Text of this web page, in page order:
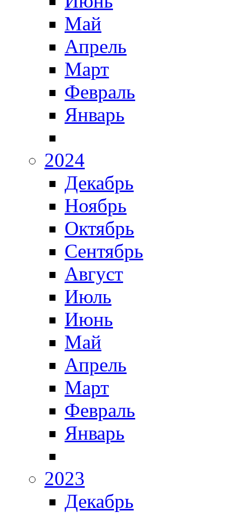
Май
Апрель
Март
Февраль
Январь
2024
Декабрь
Ноябрь
Октябрь
Сентябрь
Август
Июль
Июнь
Май
Апрель
Март
Февраль
Январь
2023
Декабрь